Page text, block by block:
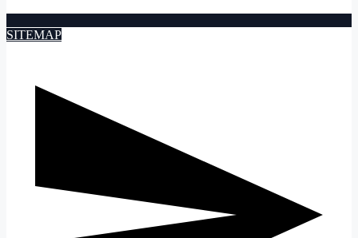
SITEMAP